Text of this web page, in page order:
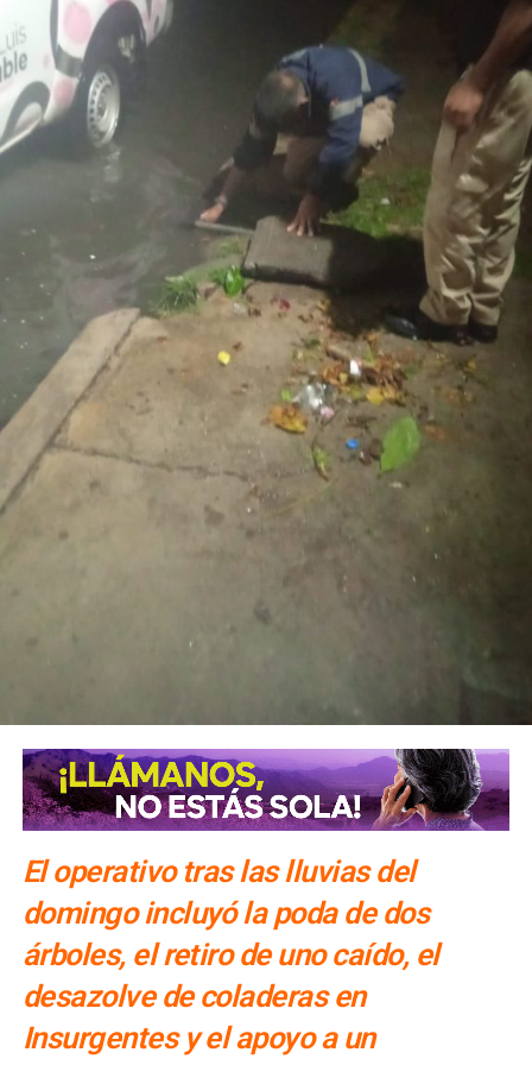
El Gobierno de la Capital
agradece la comprensión y
colaboración de la ciudadanía durante el desarrollo de
estas labores e invita a
respetarla señalización
instalada, conducir con moderación y atender las
indicaciones
del personal que participa en los trabajos, a
fin de garantizar la seguridad de todas y todos.
Tangamanga prevé refuerzo con Guardia Civil
tras dos su1c1d10s
El operativo tras las lluvias del
domingo incluyó la poda de dos
árboles, el retiro de uno caído, el
desazolve de coladeras en
Insurgentes y el apoyo a un